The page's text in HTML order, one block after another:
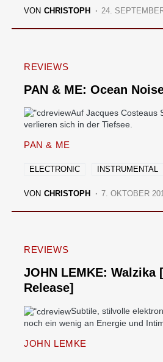
VON CHRISTOPH 24.
REVIEWS
PAN & ME: Ocean
Auf Jacques Costeaus
verlieren sich in der Tiefsee.
PAN & ME
ELECTRONIC INSTRUMENTAL
VON CHRISTOPH 7. OKTOBER
REVIEWS
JOHN LEMKE: Walzika
Release]
Subtile, stilvolle
noch ein wenig an Energie und
JOHN LEMKE